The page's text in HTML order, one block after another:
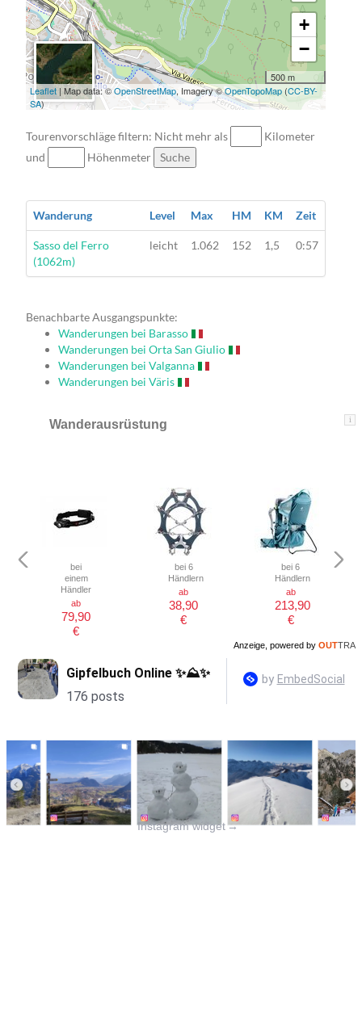
+
−
500 m
Leaflet | Map data: ©OpenStreetMap, Imagery ©OpenTopoMap(CC-BY-
SA)
Tourenvorschläge filtern: Nicht mehr als
Kilometer
und
Höhenmeter Suche
Wanderung Level Max HM KM Zeit
Wanderung
Sasso del Ferro
(1062m)
leicht 1.062 152 1,5 0:57
Benachbarte Ausgangspunkte:
Wanderungen bei Barasso
Wanderungen bei Orta San Giulio
Wanderungen bei Valganna
Wanderungen bei Väris
i
Wanderausrüstung
bei
einem
Händler
ab
79,90
€
bei 6
Händlern
ab
38,90
€
bei 6
Händlern
ab
213,90
€
Anzeige, powered by OUTTRA
Instagram widget →